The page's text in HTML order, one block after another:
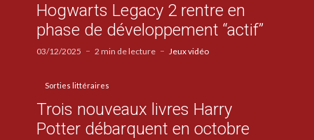
Hogwarts Legacy 2 rentre en
phase de développement “actif”
03/12/2025 2 min de lecture Jeux vidéo
Sorties littéraires
Trois nouveaux livres Harry
Potter débarquent en octobre